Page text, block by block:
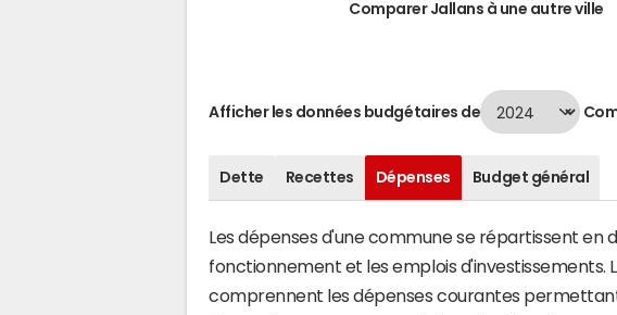
Comparer Jallans à une autre ville
Afficher les données budgétaires de
Dette Recettes Dépenses Budget général
Les dépenses d'une commune se répartissent en
fonctionnement et les emplois d'investissements.
comprennent les dépenses courantes